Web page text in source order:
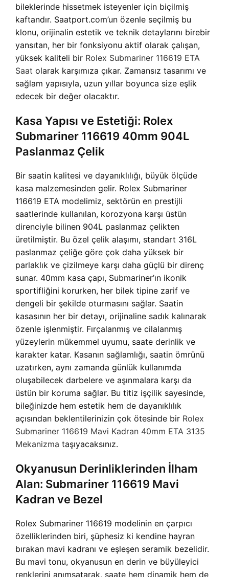
bileklerinde hissetmek isteyenler için biçilmiş
kaftandır. Saatport.com’un özenle seçilmiş bu
klonu, orijinalin estetik ve teknik detaylarını birebir
yansıtan, her bir fonksiyonu aktif olarak çalışan,
yüksek kaliteli bir Rolex Submariner 116619 ETA
Saat olarak karşımıza çıkar. Zamansız tasarımı ve
sağlam yapısıyla, uzun yıllar boyunca size eşlik
edecek bir değer olacaktır.
Kasa Yapısı ve Estetiği: Rolex
Submariner 116619 40mm 904L
Paslanmaz Çelik
Bir saatin kalitesi ve dayanıklılığı, büyük ölçüde
kasa malzemesinden gelir. Rolex Submariner
116619 ETA modelimiz, sektörün en prestijli
saatlerinde kullanılan, korozyona karşı üstün
direnciyle bilinen 904L paslanmaz çelikten
üretilmiştir. Bu özel çelik alaşımı, standart 316L
paslanmaz çeliğe göre çok daha yüksek bir
parlaklık ve çizilmeye karşı daha güçlü bir direnç
sunar. 40mm kasa çapı, Submariner’ın ikonik
sportifliğini korurken, her bilek tipine zarif ve
dengeli bir şekilde oturmasını sağlar. Saatin
kasasının her bir detayı, orijinaline sadık kalınarak
özenle işlenmiştir. Fırçalanmış ve cilalanmış
yüzeylerin mükemmel uyumu, saate derinlik ve
karakter katar. Kasanın sağlamlığı, saatin ömrünü
uzatırken, aynı zamanda günlük kullanımda
oluşabilecek darbelere ve aşınmalara karşı da
üstün bir koruma sağlar. Bu titiz işçilik sayesinde,
bileğinizde hem estetik hem de dayanıklılık
açısından beklentilerinizin çok ötesinde bir Rolex
Submariner 116619 Mavi Kadran 40mm ETA 3135
Mekanizma taşıyacaksınız.
Okyanusun Derinliklerinden İlham
Alan: Submariner 116619 Mavi
Kadran ve Bezel
Rolex Submariner 116619 modelinin en çarpıcı
özelliklerinden biri, şüphesiz ki kendine hayran
bırakan mavi kadranı ve eşleşen seramik bezelidir.
Bu mavi tonu, okyanusun en derin ve büyüleyici
renklerini anımsatarak, saate hem dinamik hem de